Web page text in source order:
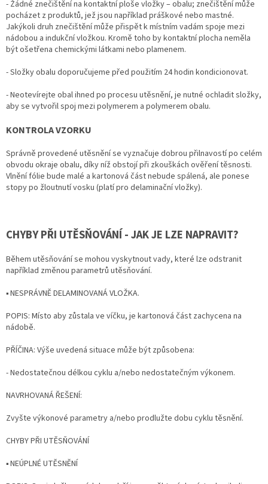
- Žádné znečištění na kontaktní ploše vložky – obalu; znečištění může
pocházet z produktů, jež jsou například práškové nebo mastné.
Jakýkoli druh znečištění může přispět k místním vadám spoje mezi
nádobou a indukční vložkou. Kromě toho by kontaktní plocha neměla
být ošetřena chemickými látkami nebo plamenem.
- Složky obalu doporučujeme před použitím 24 hodin kondicionovat.
- Neotevírejte obal ihned po procesu utěsnění, je nutné ochladit složky,
aby se vytvořil spoj mezi polymerem a polymerem obalu.
KONTROLA VZORKU
Správně provedené utěsnění se vyznačuje dobrou přilnavostí po celém
obvodu okraje obalu, díky níž obstojí při zkouškách ověření těsnosti.
Vlnění fólie bude malé a kartonová část nebude spálená, ale ponese
stopy po žloutnutí vosku (platí pro delaminační vložky).
CHYBY PŘI UTĚSŇOVÁNÍ -JAK JE LZE NAPRAVIT?
Během utěsňování se mohou vyskytnout vady, které lze odstranit
například změnou parametrů utěsňování.
▪ NESPRÁVNĚ DELAMINOVANÁ VLOŽKA.
POPIS: Místo aby zůstala ve víčku, je kartonová část zachycena na
nádobě.
PŘÍČINA: Výše uvedená situace může být způsobena:
- Nedostatečnou délkou cyklu a/nebo nedostatečným výkonem.
NAVRHOVANÁ ŘEŠENÍ:
Zvyšte výkonové parametry a/nebo prodlužte dobu cyklu těsnění.
CHYBY PŘI UTĚSŇOVÁNÍ
▪ NEÚPLNÉ UTĚSNĚNÍ